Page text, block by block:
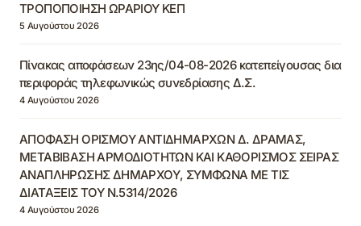
ΤΡΟΠΟΠΟΙΗΣΗ ΩΡΑΡΙΟΥ ΚΕΠ
5 Αυγούστου 2026
Πίνακας αποφάσεων 23ης/04-08-2026 κατεπείγουσας δια
περιφοράς τηλεφωνικώς συνεδρίασης Δ.Σ.
4 Αυγούστου 2026
ΑΠΟΦΑΣΗ ΟΡΙΣΜΟΥ ΑΝΤΙΔΗΜΑΡΧΩΝ Δ. ΔΡΑΜΑΣ,
ΜΕΤΑΒΙΒΑΣΗ ΑΡΜΟΔΙΟΤΗΤΩΝ ΚΑΙ ΚΑΘΟΡΙΣΜΟΣ ΣΕΙΡΑΣ
ΑΝΑΠΛΗΡΩΣΗΣ ΔΗΜΑΡΧΟΥ, ΣΥΜΦΩΝΑ ΜΕ ΤΙΣ
ΔΙΑΤΑΞΕΙΣ ΤΟΥ Ν.5314/2026
4 Αυγούστου 2026